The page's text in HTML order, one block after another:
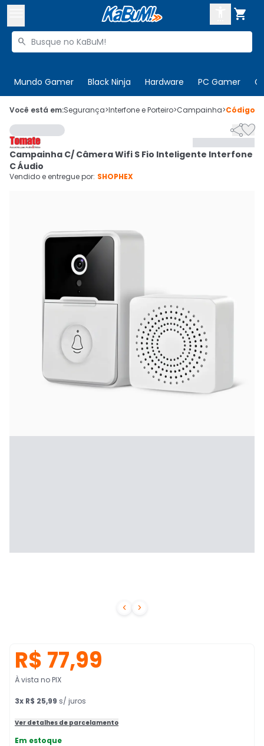

Buscar produtos

Mundo Gamer Black Ninja Hardware PC Gamer
 Olá. Acesse sua conta
 Departamentos
 Cupons
CADASTRE-SE
Você está em:Segurança>Interfone e Porteiro>Campainha>Código
 

Campainha C/ Câmera Wifi S Fio Inteligente Interfone
C Áudio
Vendido e entregue por: SHOPHEX
R$ 77,99
À vista no PIX
3x R$ 25,99 s/ juros
Ver detalhes de parcelamento
Em estoque